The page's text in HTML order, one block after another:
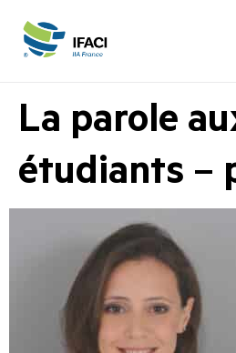
La parole
étudiants –